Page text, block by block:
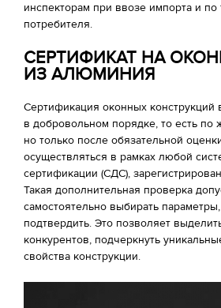
инспекторам при ввозе импорта и
потребителя.
СЕРТИФИКАТ НА
ИЗ АЛЮМИНИЯ
Сертификация оконных конструкций
в добровольном порядке, то есть по
но только после обязательной
осуществляться в рамках любой
сертификации (СДС),
Такая дополнительная проверка
самостоятельно выбирать
подтвердить. Это позволяет
конкурентов, подчеркнуть
свойства конструкции.